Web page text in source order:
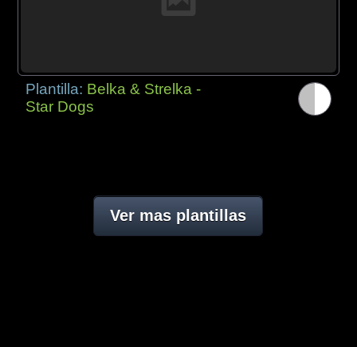
Plantilla: Belka & Strelka -
Star Dogs
Ver mas plantillas